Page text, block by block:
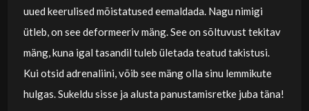
uued keerulised mõistatused eemaldada. Nagu nimigi
ütleb, on see deformeeriv mäng. See on sõltuvust tekitav
mäng, kuna igal tasandil tuleb ületada teatud takistusi.
Kui otsid adrenaliini, võib see mäng olla sinu lemmikute
hulgas.Sukeldu sisse ja alusta panustamisretke juba täna!